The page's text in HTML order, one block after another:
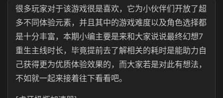
很多玩家对于该游戏很是喜欢，它为小伙伴们开放了超
多不同体验元素，并且其中的游戏难度以及角色选择都
是十分丰富，本期小编主要是来和大家说说最终幻想7
重生主线时长，毕竟提前去了解相关的耗时是能助力自
己获得更为优质体验效果的，而大家若是对此有想法，
不如就一起来接着往下看看吧。